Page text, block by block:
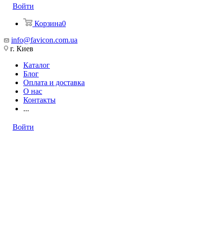
Войти
Корзина0
info@favicon.com.ua
г. Киев
Каталог
Блог
Оплата и доставка
О нас
Контакты
...
Войти